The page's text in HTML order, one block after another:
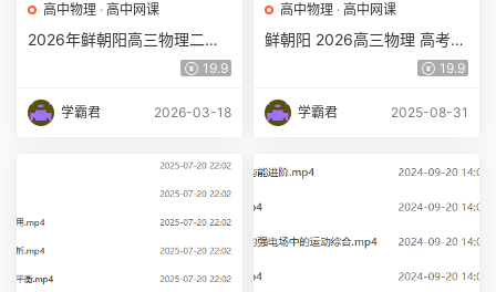
高中物理 · 高中网课
2026年鲜朝阳高三物理二轮
复习寒假班视频教程+课堂笔
19.9
学霸君 2026-03-18
高中物理 · 高中网课
鲜朝阳 2026高三物理 高考物
理 A+尖端暑假班百度网盘下
19.9
学霸君 2025-08-31